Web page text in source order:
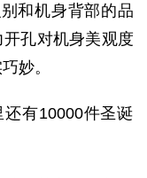
和机身背部的品
孔对机身美观度
妙。